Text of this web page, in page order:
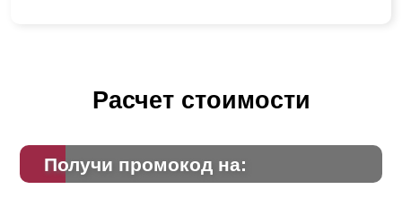
Расчет стоимости
Получи промокод на: